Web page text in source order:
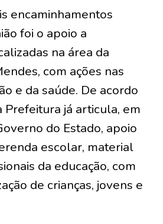
encaminhamentos
foi o apoio a
na área da
com ações nas
e da saúde. De acordo
Prefeitura já articula, em
do Estado, apoio
escolar, material
da educação, com
de crianças, jovens e